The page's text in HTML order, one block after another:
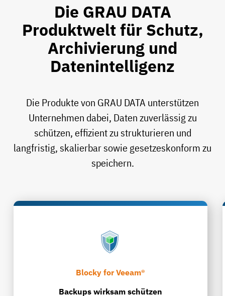
Die GRAU DATA
Produktwelt für Schutz,
Archivierung und
Datenintelligenz
Die Produkte von GRAU DATA unterstützen
Unternehmen dabei, Daten zuverlässig zu
schützen, effizient zu strukturieren und
langfristig, skalierbar sowie gesetzeskonform zu
speichern.
Blocky for Veeam®
Backups wirksam schützen